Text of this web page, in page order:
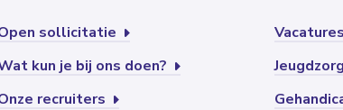
sollicitatie
kun je bij ons doen?
recruiters
Vacatures